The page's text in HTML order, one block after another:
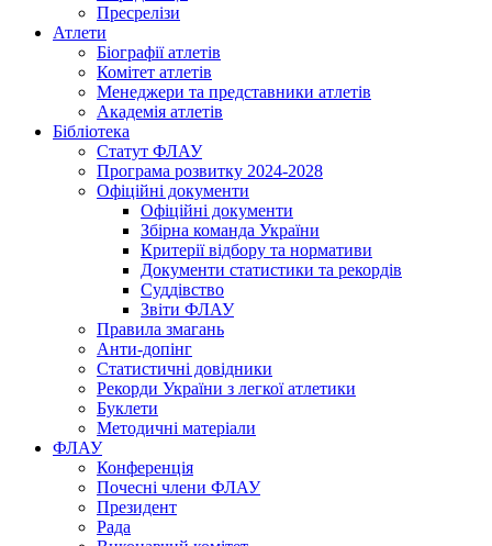
Пресрелізи
Атлети
Біографії атлетів
Комітет атлетів
Менеджери та представники атлетів
Академія атлетів
Бібліотека
Статут ФЛАУ
Програма розвитку 2024-2028
Офіційні документи
Офіційні документи
Збірна команда України
Критерії відбору та нормативи
Документи статистики та рекордів
Суддівство
Звіти ФЛАУ
Правила змагань
Анти-допінг
Статистичні довідники
Рекорди України з легкої атлетики
Буклети
Методичні матеріали
ФЛАУ
Конференція
Почесні члени ФЛАУ
Президент
Рада